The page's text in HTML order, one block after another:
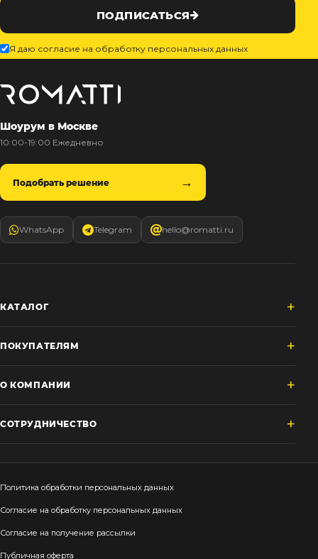
ПОДПИСАТЬСЯ
Я даю согласие на обработку персональных данных
Шоурум в Москве
10:00-19:00 Ежедневно
Подобрать решение
WhatsApp Telegram hello@romatti.ru
КАТАЛОГ
ПОКУПАТЕЛЯМ
О КОМПАНИИ
СОТРУДНИЧЕСТВО
Политика обработки персональных данных
Согласие на обработку персональных данных
Согласие на получение рассылки
Публичная оферта